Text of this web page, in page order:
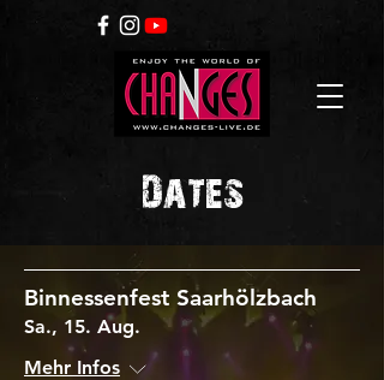
Dates
Binnessenfest Saarhölzbach
Sa., 15. Aug.
Mehr Infos